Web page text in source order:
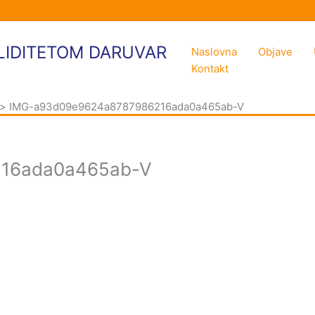
DARUVAR Naslovna Objave
Kontakt
IMG-a93d09e9624a8787986216ada0a465ab-V
V